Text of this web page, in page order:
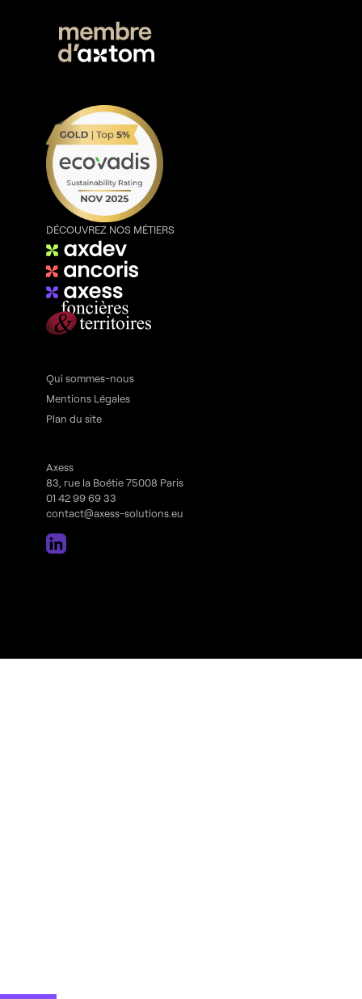
DÉCOUVREZ NOS MÉTIERS
Qui sommes-nous
Mentions Légales
Plan du site
Axess
83, rue la Boétie 75008 Paris
01 42 99 69 33
contact@axess-solutions.eu